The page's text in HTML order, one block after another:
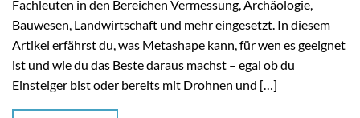
Fachleuten in den Bereichen Vermessung, Archäologie,
Bauwesen, Landwirtschaft und mehr eingesetzt. In diesem
Artikel erfährst du, was Metashape kann, für wen es geeignet
ist und wie du das Beste daraus machst – egal ob du
Einsteiger bist oder bereits mit Drohnen und […]